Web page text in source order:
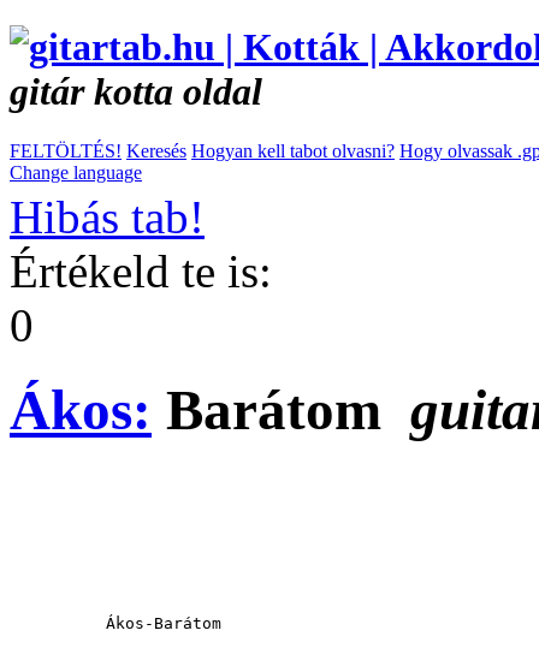
gitár kotta oldal
FELTÖLTÉS! Keresés Hogyan kell tabot olvasni? Hogy olvassak
Change language
Hibás tab!
Értékeld te is:
0
Ákos: Barátom
          Ákos-Barátom